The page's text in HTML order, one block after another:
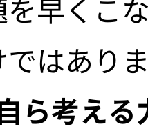
早くこ
はあり
ら考える